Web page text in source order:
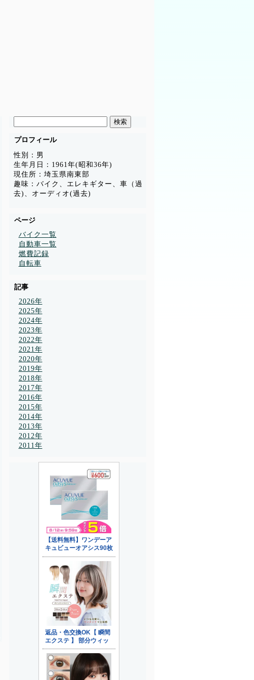
プロフィール
性別：男
生年月日：1961年(昭和36年)
現住所：埼玉県南東部
趣味：バイク、エレキギター、車（過
去)、オーディオ(過去)
ページ
バイク一覧
自動車一覧
燃費記録
自転車
記事
2026年
2025年
2024年
2023年
2022年
2021年
2020年
2019年
2018年
2017年
2016年
2015年
2014年
2013年
2012年
2011年